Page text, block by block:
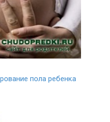
пола ребенка